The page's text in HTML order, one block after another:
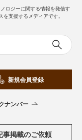
ロジーに関する情報を発信す
支援するメディアです。
新規会員登録
ナンバー
事掲載のご依頼